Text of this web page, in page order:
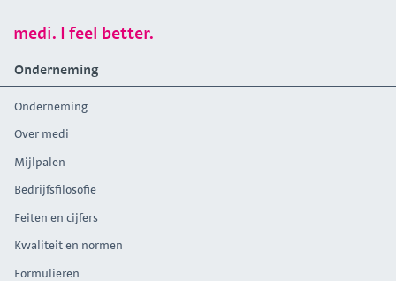
medi. I feel better.
Onderneming
Onderneming
Over medi
Mijlpalen
Bedrijfsfilosofie
Feiten en cijfers
Kwaliteit en normen
Formulieren